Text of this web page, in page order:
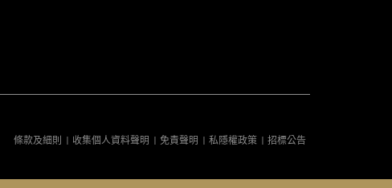
條款及細則 收集個人資料聲明 免責聲明 私隱權政策 招標公告